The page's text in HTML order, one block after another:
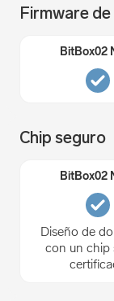
Firmware
Chip seguro
Diseño de
con un chip